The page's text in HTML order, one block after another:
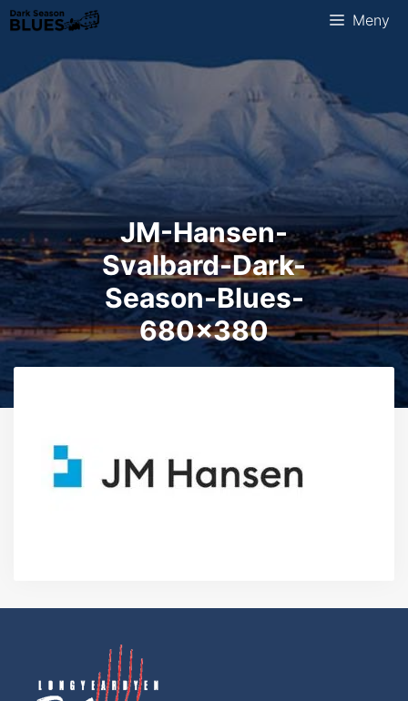
Hopp
til
innhold
Meny
JM-Hansen-
Svalbard-Dark-
Season-Blues-
680×380